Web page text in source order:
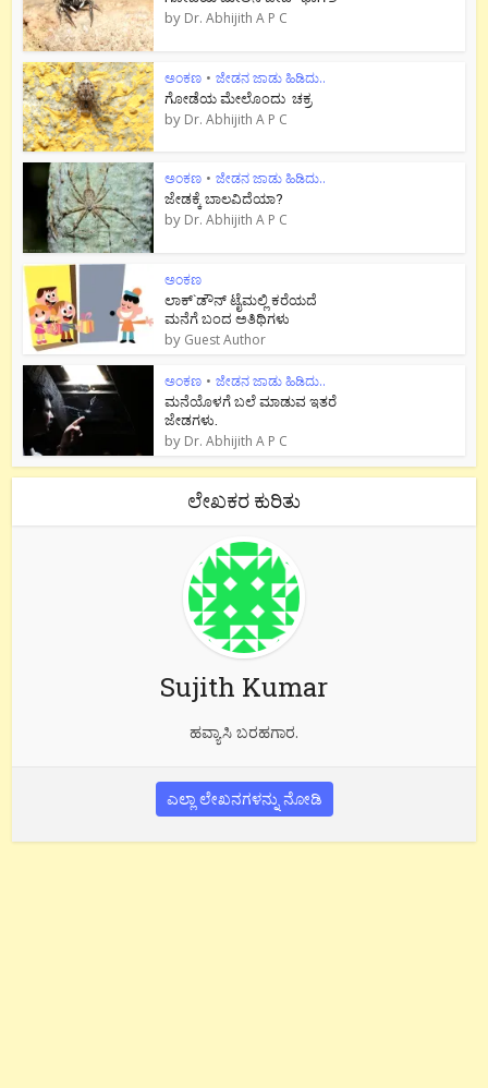
by Dr. Abhijith A P C
ಅಂಕಣ • ಜೇಡನ ಜಾಡು ಹಿಡಿದು..
ಗೋಡೆಯ ಮೇಲೊಂದು ಚಕ್ರ
by Dr. Abhijith A P C
ಅಂಕಣ • ಜೇಡನ ಜಾಡು ಹಿಡಿದು..
ಜೇಡಕ್ಕೆ ಬಾಲವಿದೆಯಾ?
by Dr. Abhijith A P C
ಅಂಕಣ
ಲಾಕ್`ಡೌನ್ ಟೈಮಲ್ಲಿ ಕರೆಯದೆ
ಮನೆಗೆ ಬಂದ ಅತಿಥಿಗಳು
by Guest Author
ಅಂಕಣ • ಜೇಡನ ಜಾಡು ಹಿಡಿದು..
ಮನೆಯೊಳಗೆ ಬಲೆ ಮಾಡುವ ಇತರೆ
ಜೇಡಗಳು.
by Dr. Abhijith A P C
ಲೇಖಕರ ಕುರಿತು
Sujith Kumar
ಹವ್ಯಾಸಿ ಬರಹಗಾರ.
ಎಲ್ಲಾ ಲೇಖನಗಳನ್ನು ನೋಡಿ